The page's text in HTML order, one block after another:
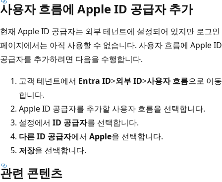
사용자 흐름에 Apple ID 공급자 추가
현재 Apple ID 공급자는 외부 테넌트에 설정되어 있지만 로그인
페이지에서는 아직 사용할 수 없습니다. 사용자 흐름에 Apple ID
공급자를 추가하려면 다음을 수행합니다.
고객 테넌트에서 Entra ID>외부 ID>사용자 흐름으로 이동
합니다.
Apple ID 공급자를 추가할 사용자 흐름을 선택합니다.
설정에서 ID 공급자를 선택합니다.
다른 ID 공급자에서 Apple을 선택합니다.
저장을 선택합니다.
관련 콘텐츠